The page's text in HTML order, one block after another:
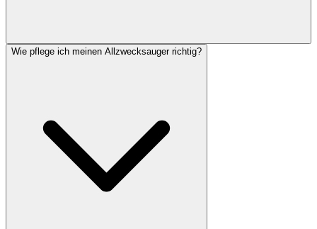
Wie pflege ich meinen Allzwecksauger richtig?